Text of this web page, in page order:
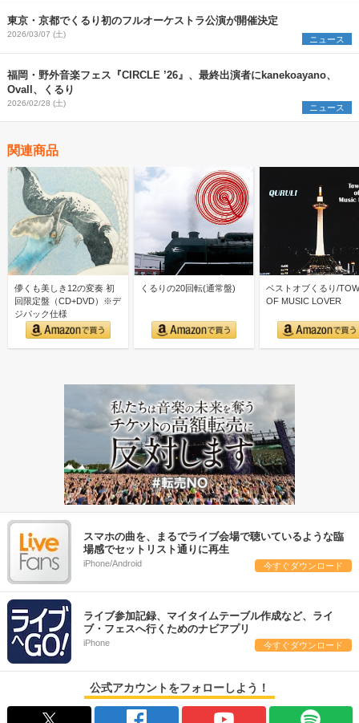
東京・京都でくるり初のフルオーケストラ公演が開催決定
2026/03/07 (土) ニュース
福岡・野外音楽フェス『CIRCLE ’26』、最終出演者にkanekoayano、
Ovall、くるり
2026/02/28 (土) ニュース
関連商品
儚くも美しき12の変奏 初
回限定盤（CD+DVD）※デ
ジパック仕様
くるりの20回転(通常盤)
ベストオブくるり/
OF MUSIC LOVER
スマホの曲を、まるでライブ会場で聴いているような臨
場感でセットリスト通りに再生
iPhone/Android 今すぐダウンロード
ライブ参加記録、マイタイムテーブル作成など、ライ
ブ・フェスへ行くためのナビアプリ
iPhone 今すぐダウンロード
公式アカウントをフォローしよう！